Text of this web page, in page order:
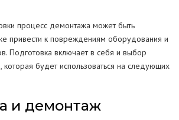
процесс демонтажа может быть
привести к повреждениям оборудования и
Подготовка включает в себя и выбор
будет использоваться на следующих
и демонтаж